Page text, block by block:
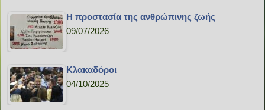
H προστασία της ανθρώπινης ζωής
09/07/2026
Κλακαδόροι
04/10/2025